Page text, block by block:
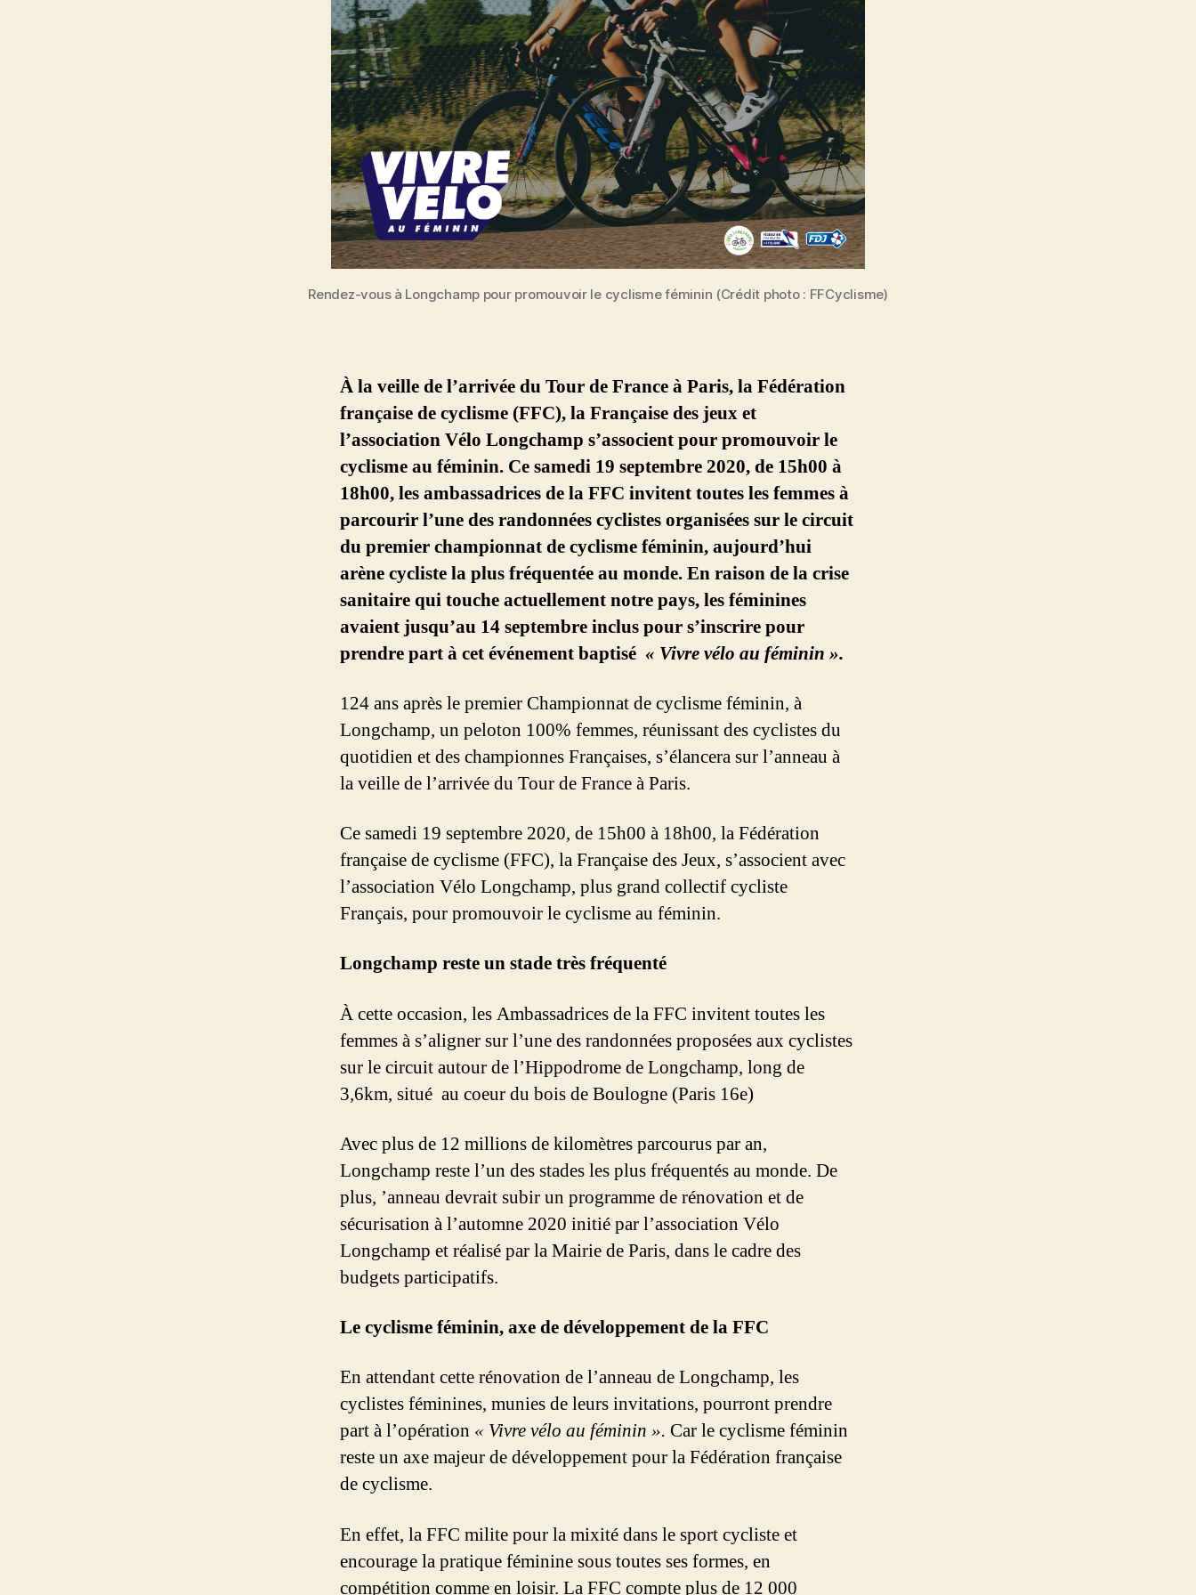
Rendez-vous à Longchamp pour promouvoir le cyclisme féminin (Crédit photo : FFCyclisme)
À la veille de l’arrivée du Tour de France à Paris, la Fédération
française de cyclisme (FFC), la Française des jeux et
l’association Vélo Longchamp s’associent pour promouvoir le
cyclisme au féminin. Ce samedi 19 septembre 2020, de 15h00 à
18h00, les ambassadrices de la FFC invitent toutes les femmes à
parcourir l’une des randonnées cyclistes organisées sur le circuit
du premier championnat de cyclisme féminin, aujourd’hui
arène cycliste la plus fréquentée au monde. En raison de la crise
sanitaire qui touche actuellement notre pays, les féminines
avaient jusqu’au 14 septembre inclus pour s’inscrire pour
prendre part à cet événement baptisé « Vivre vélo au féminin ».
124 ans après le premier Championnat de cyclisme féminin, à
Longchamp, un peloton 100% femmes, réunissant des cyclistes du
quotidien et des championnes Françaises, s’élancera sur l’anneau à
la veille de l’arrivée du Tour de France à Paris.
Ce samedi 19 septembre 2020, de 15h00 à 18h00, la Fédération
française de cyclisme (FFC), la Française des Jeux, s’associent avec
l’association Vélo Longchamp, plus grand collectif cycliste
Français, pour promouvoir le cyclisme au féminin.
Longchamp reste un stade très fréquenté
À cette occasion, les Ambassadrices de la FFC invitent toutes les
femmes à s’aligner sur l’une des randonnées proposées aux cyclistes
sur le circuit autour de l’Hippodrome de Longchamp, long de
3,6km, situé au coeur du bois de Boulogne (Paris 16e)
Avec plus de 12 millions de kilomètres parcourus par an,
Longchamp reste l’un des stades les plus fréquentés au monde. De
plus, ’anneau devrait subir un programme de rénovation et de
sécurisation à l’automne 2020 initié par l’association Vélo
Longchamp et réalisé par la Mairie de Paris, dans le cadre des
budgets participatifs.
Le cyclisme féminin, axe de développement de la FFC
En attendant cette rénovation de l’anneau de Longchamp, les
cyclistes féminines, munies de leurs invitations, pourront prendre
part à l’opération « Vivre vélo au féminin ». Car le cyclisme féminin
reste un axe majeur de développement pour la Fédération française
de cyclisme.
En effet, la FFC milite pour la mixité dans le sport cycliste et
encourage la pratique féminine sous toutes ses formes, en
compétition comme en loisir. La FFC compte plus de 12 000